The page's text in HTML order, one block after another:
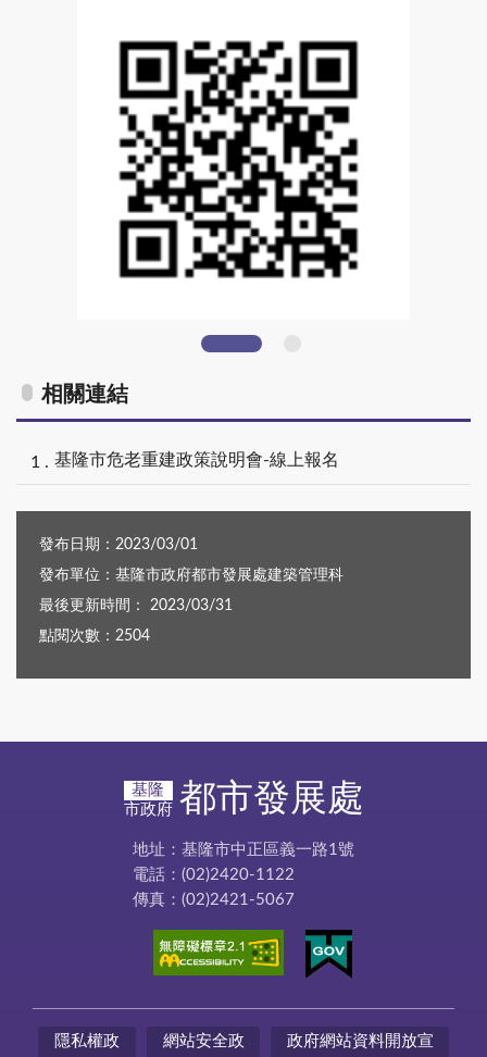
基隆市危老重建政策說明會-線上報名
相關連結
基隆市危老重建政策說明會-線上報名
發布日期：2023/03/01
發布單位：基隆市政府都市發展處建築管理科
最後更新時間： 2023/03/31
點閱次數：2504
基隆
市政府 都市發展處
地址：基隆市中正區義一路1號
電話：(02)2420-1122
傳真：(02)2421-5067
隱私權政 網站安全政 政府網站資料開放宣